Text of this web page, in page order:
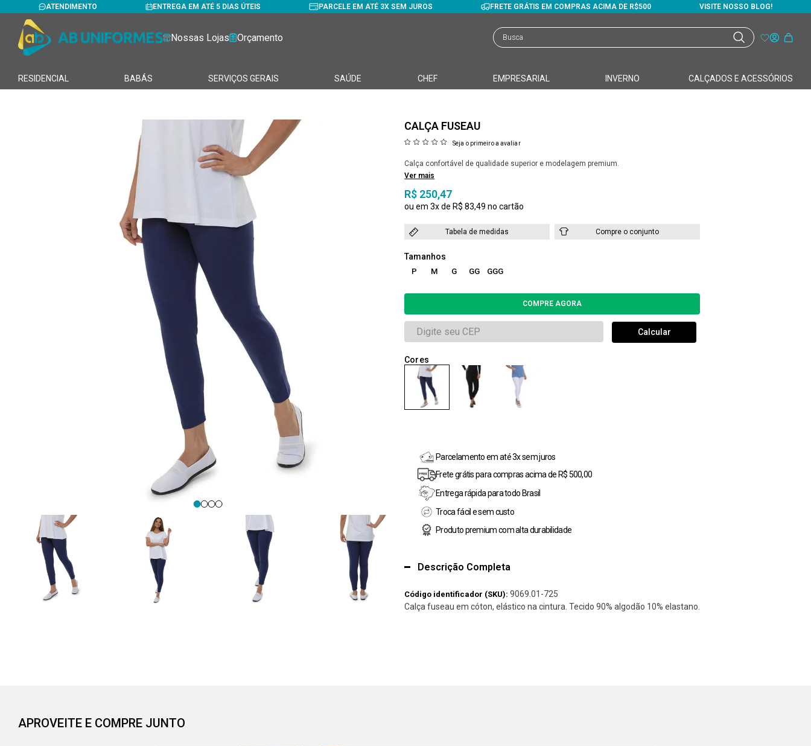
ATENDIMENTO ENTREGA EM ATÉ 5 DIAS ÚTEIS PARCELE EM ATÉ 3X SEM JUROS FRETE GRÁTIS EM COMPRAS ACIMA DE R$500 VISITE NOSSO BLOG!
Nossas Lojas Orçamento
RESIDENCIAL BABÁS SERVIÇOS GERAIS SAÚDE CHEF EMPRESARIAL INVERNO CALÇADOS E ACESSÓRIOS
CALÇA FUSEAU
Seja o primeiro a avaliar
Calça confortável de qualidade superior e modelagem premium.
Ver mais
R$ 250,47
3x R$ 83,49
Tabela de medidas Compre o conjunto
P M G GG GGG
Parcelamento em até 3x sem juros
Frete grátis para compras acima de R$ 500,00
Entrega rápida para todo Brasil
Troca fácil e sem custo
Produto premium com alta durabilidade
Descrição Completa
Código identificador (SKU): 9069.01-725
Calça fuseau em cóton, elástico na cintura. Tecido 90% algodão 10% elastano.
APROVEITE E COMPRE JUNTO